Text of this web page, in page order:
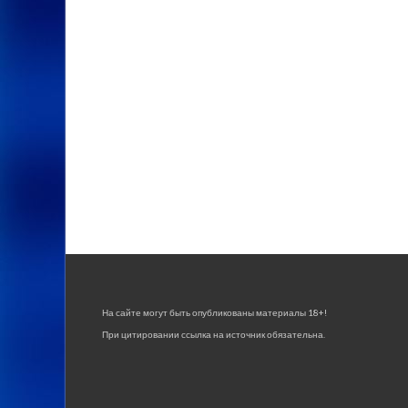
На сайте могут быть опубликованы материалы 18+!
При цитировании ссылка на источник обязательна.